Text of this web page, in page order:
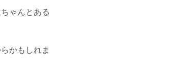
ゃんとある
かもしれま